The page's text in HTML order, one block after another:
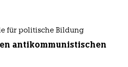
für politische Bildung
antikommunistischen